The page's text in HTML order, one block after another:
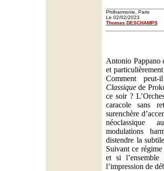
Philharmonie, Paris
Le 02/02/2023
Thomas DESCHAMPS
Antonio Pappano
et
Comment
Classique de
ce soir ?
caracole sans
surenchère
néoclassique
modulations
distendre la
Suivant ce
et si l’ensemble
l’impression de